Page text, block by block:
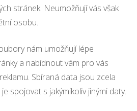
stránek. Neumožňují vás však
osobu.
nám umožňují lépe
a nabídnout vám pro vás
Sbíraná data jsou zcela
spojovat s jakýmikoliv jinými daty.